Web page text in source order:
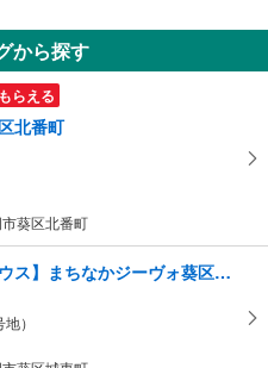
から探す
らえる
北番町
葵区北番町
【大和ハウス】まちなかジーヴォ葵区城東町IX（分譲住宅）
）